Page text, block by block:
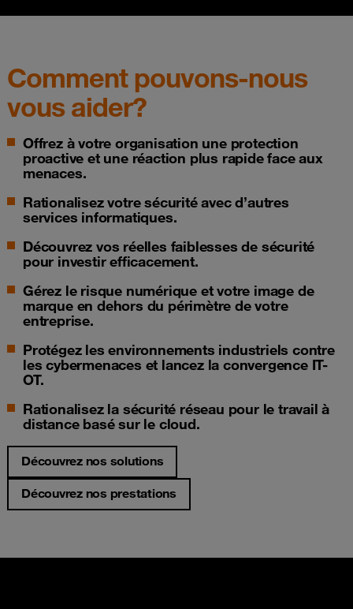
Comment pouvons-nous
vous aider?
Offrez à votre organisation une protection
proactive et une réaction plus rapide face aux
menaces.
Rationalisez votre sécurité avec d’autres
services informatiques.
Découvrez vos réelles faiblesses de sécurité
pour investir efficacement.
Gérez le risque numérique et votre image de
marque en dehors du périmètre de votre
entreprise.
Protégez les environnements industriels contre
les cybermenaces et lancez la convergence IT-
OT.
Rationalisez la sécurité réseau pour le travail à
distance basé sur le cloud.
Découvrez nos solutions
Découvrez nos prestations